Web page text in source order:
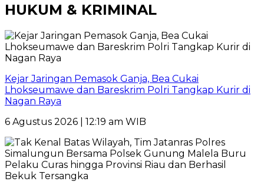
HUKUM & KRIMINAL
Kejar Jaringan Pemasok Ganja, Bea Cukai
Lhokseumawe dan Bareskrim Polri Tangkap Kurir di
Nagan Raya
6 Agustus 2026 | 12:19 am WIB